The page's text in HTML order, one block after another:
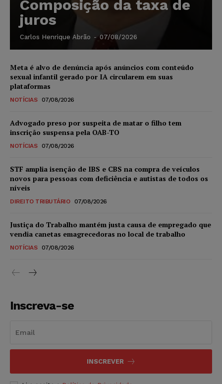
Composição da taxa de
juros
Carlos Henrique Abrão - 07/08/2026
Meta é alvo de denúncia após anúncios com conteúdo
sexual infantil gerado por IA circularem em suas
plataformas
NOTÍCIAS 07/08/2026
Advogado preso por suspeita de matar o filho tem
inscrição suspensa pela OAB-TO
NOTÍCIAS 07/08/2026
STF amplia isenção de IBS e CBS na compra de veículos
novos para pessoas com deficiência e autistas de todos os
níveis
DIREITO TRIBUTÁRIO 07/08/2026
Justiça do Trabalho mantém justa causa de empregado que
vendia canetas emagrecedoras no local de trabalho
NOTÍCIAS 07/08/2026
Inscreva-se
INSCREVER